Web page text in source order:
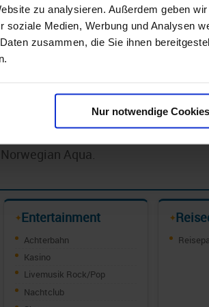
zu analysieren. Außerdem geben
soziale Medien, Werbung und Analysen
zusammen, die Sie ihnen
Nur notwendige Cookies
bleibt Norwegian seinem
und mit maximaler Freiheit bei
modernes Design, innovative
möchten. Familien profitieren
Gastronomie- und
im exklusiven The Haven ein
Schiff mit viel Platz und
Aqua.
✦Entertainment
Achterbahn
Kasino
Livemusik Rock/Pop
Nachtclub
✦